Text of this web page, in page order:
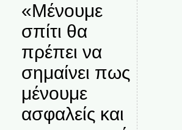
«Μένουμε
σπίτι θα
πρέπει να
σημαίνει πως
μένουμε
ασφαλείς και